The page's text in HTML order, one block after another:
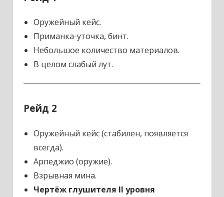
Оружейный кейс.
Приманка-уточка, бинт.
Небольшое количество материалов.
В целом слабый лут.
Рейд 2
Оружейный кейс (стабилен, появляется
всегда).
Арпеджио (оружие).
Взрывная мина.
Чертёж глушителя II уровня